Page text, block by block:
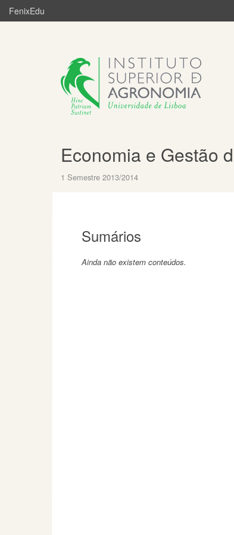
FenixEdu
Economia e Gestão
1 Semestre 2013/2014
Sumários
Ainda não existem conteúdos.